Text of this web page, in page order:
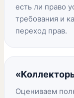
есть ли право
требования и
переход прав.
Оцениваем